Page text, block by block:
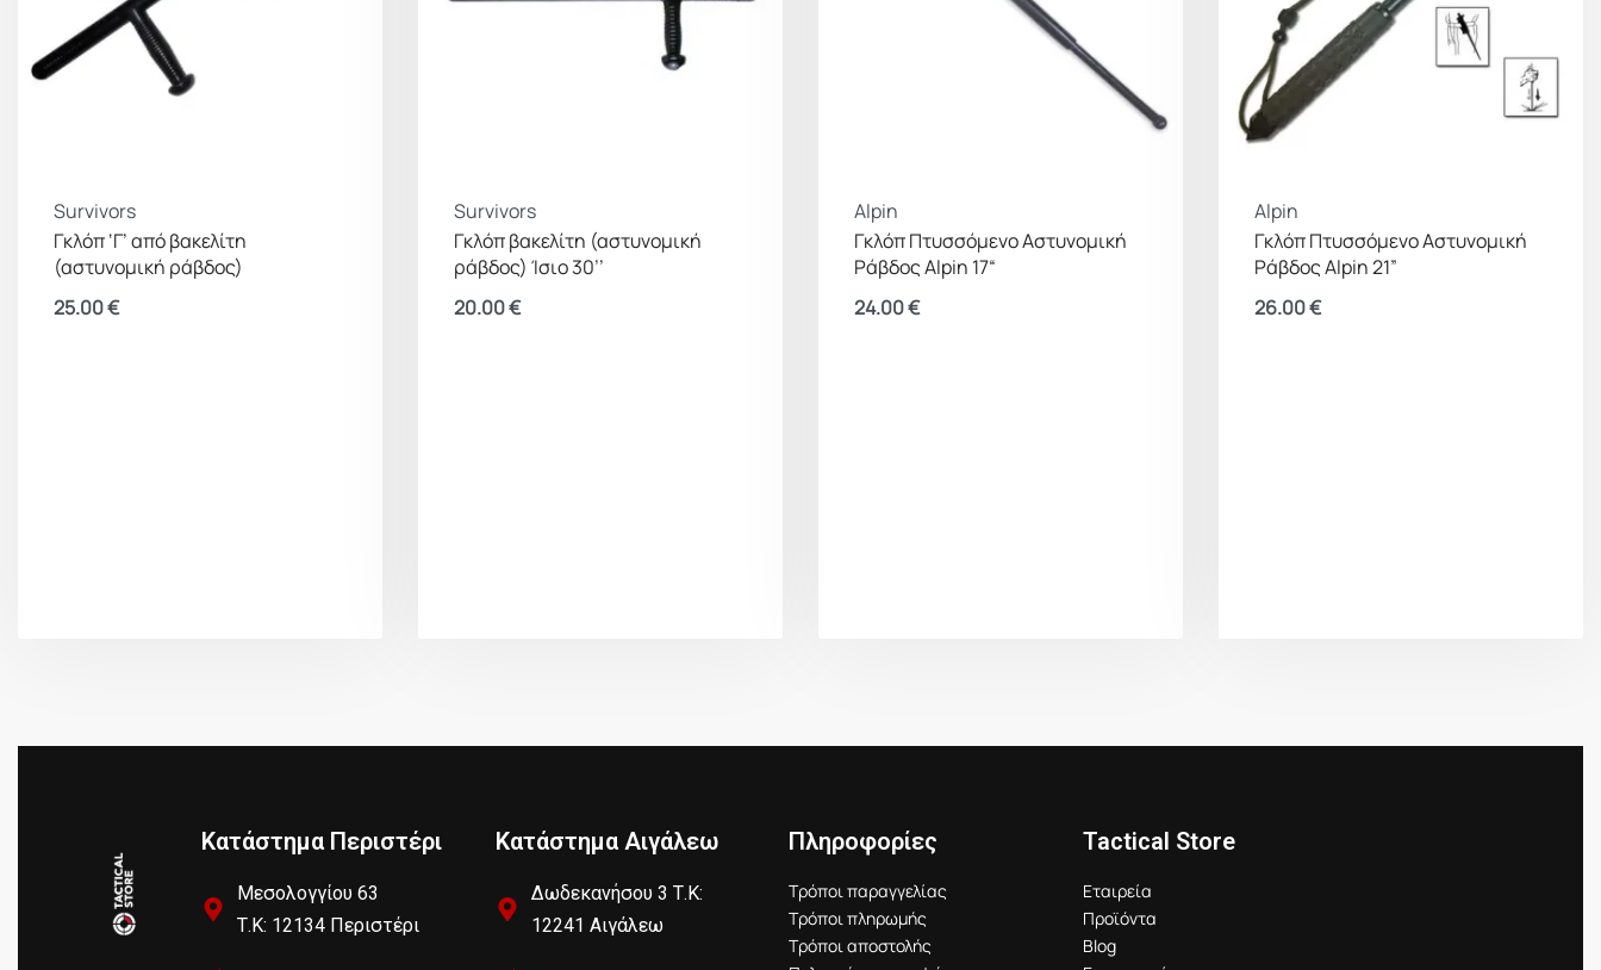
Survivors
Γκλόπ ‘Γ’ από βακελίτη
(αστυνομική ράβδος)
25.00€
Survivors
Γκλόπ βακελίτη (αστυνομική
ράβδος) Ίσιο 30’’
20.00€
Alpin
Γκλόπ Πτυσσόμενο Αστυνομική
Ράβδος Alpin 17“
24.00€
Alpin
Γκλόπ Πτυσσόμενο Αστυνομική
Ράβδος Alpin 21”
26.00€
Κατάστημα Περιστέρι
Μεσολογγίου 63
Τ.Κ: 12134 Περιστέρι
Κατάστημα Αιγάλεω
Δωδεκανήσου 3 Τ.Κ:
12241 Αιγάλεω
Πληροφορίες
Τρόποι παραγγελίας
Τρόποι πληρωμής
Τρόποι αποστολής
Tactical Store
Εταιρεία
Προϊόντα
Blog